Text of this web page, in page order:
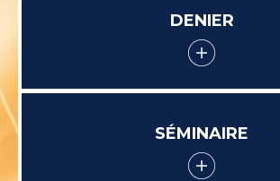
DENIER
SÉMINAIRE